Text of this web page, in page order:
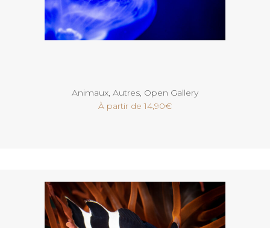
Animaux, Autres, Open Gallery
À partir de14,90€